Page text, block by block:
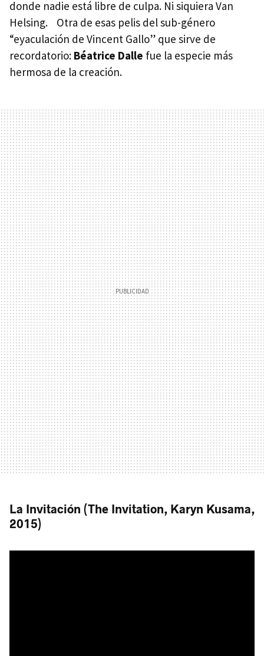
donde nadie está libre de culpa. Ni siquiera Van
Helsing. Otra de esas pelis del sub-género
“eyaculación de Vincent Gallo” que sirve de
recordatorio: Béatrice Dalle fue la especie más
hermosa de la creación.
La Invitación (The Invitation, Karyn Kusama,
2015)